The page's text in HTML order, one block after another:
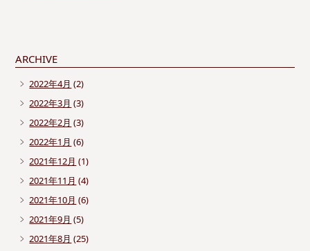
ARCHIVE
2022年4月 (2)
2022年3月 (3)
2022年2月 (3)
2022年1月 (6)
2021年12月 (1)
2021年11月 (4)
2021年10月 (6)
2021年9月 (5)
2021年8月 (25)